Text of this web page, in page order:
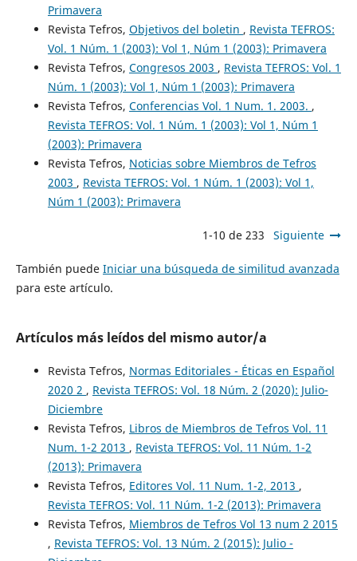
Primavera
Revista Tefros, Objetivos del boletin , Revista TEFROS:
Vol. 1 Núm. 1 (2003): Vol 1, Núm 1 (2003): Primavera
Revista Tefros, Congresos 2003 , Revista TEFROS: Vol. 1
Núm. 1 (2003): Vol 1, Núm 1 (2003): Primavera
Revista Tefros, Conferencias Vol. 1 Num. 1. 2003. ,
Revista TEFROS: Vol. 1 Núm. 1 (2003): Vol 1, Núm 1
(2003): Primavera
Revista Tefros, Noticias sobre Miembros de Tefros
2003 , Revista TEFROS: Vol. 1 Núm. 1 (2003): Vol 1,
Núm 1 (2003): Primavera
1-10 de 233 Siguiente
También puede Iniciar una búsqueda de similitud avanzada
para este artículo.
Artículos más leídos del mismo autor/a
Revista Tefros, Normas Editoriales - Éticas en Español
2020 2 , Revista TEFROS: Vol. 18 Núm. 2 (2020): Julio-
Diciembre
Revista Tefros, Libros de Miembros de Tefros Vol. 11
Num. 1-2 2013 , Revista TEFROS: Vol. 11 Núm. 1-2
(2013): Primavera
Revista Tefros, Editores Vol. 11 Num. 1-2, 2013 ,
Revista TEFROS: Vol. 11 Núm. 1-2 (2013): Primavera
Revista Tefros, Miembros de Tefros Vol 13 num 2 2015
, Revista TEFROS: Vol. 13 Núm. 2 (2015): Julio -